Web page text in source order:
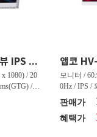
앱코 HV-IP27F180D 하이퍼뷰 IPS FHD 200 HDR 무결점
1080) / 20
/ 3
/ 틸트(상
RGB:8
화] / 조준
모니터 /
0Hz / IPS /
50nit /
하) / 4.9kg
80% / DCI-
판매가
혜택가